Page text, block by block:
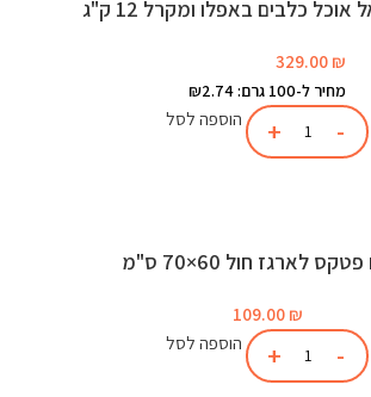
אוכל כלבים באפלו ומקרל 12 ק"ג
329.00 ₪
מחיר ל-100 גרם: ₪2.74
הוספה לסל
לארגז חול 60×70 ס"מ
109.00 ₪
הוספה לסל